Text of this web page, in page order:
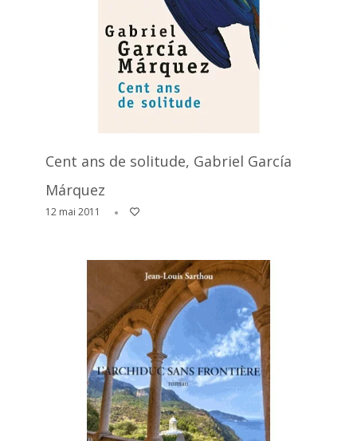
Cent ans de solitude, Gabriel García
Márquez
12 mai 2011